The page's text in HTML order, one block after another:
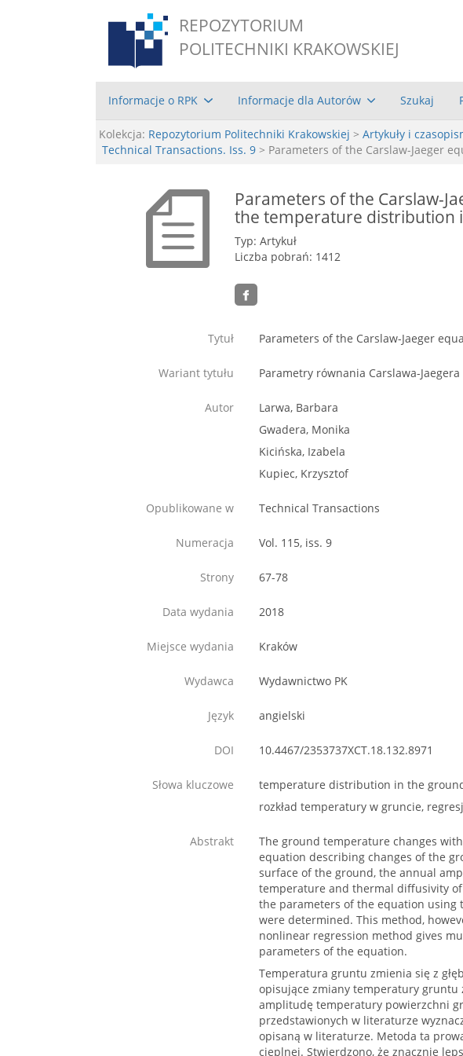
REPOZYTORIUM
POLITECHNIKI KRAKOWSKIEJ
Informacje o RPK Informacje dla Autorów Szukaj
Kolekcja: Repozytorium Politechniki Krakowskiej > Artykuły i
Technical Transactions. Iss. 9 > Parameters of the Carslaw-Jaeger
Parameters of the Carslaw-
the temperature distribution
Typ: Artykuł
Liczba pobrań: 1412
Tytuł Parameters of the Carslaw-Jaeger
Wariant tytułu Parametry równania Carslawa-
Autor
Larwa, Barbara
Gwadera, Monika
Kicińska, Izabela
Kupiec, Krzysztof
Opublikowane w Technical Transactions
Numeracja Vol. 115, iss. 9
Strony 67-78
Data wydania 2018
Miejsce wydania Kraków
Wydawca Wydawnictwo PK
Język angielski
DOI 10.4467/2353737XCT.18.132.8971
Słowa kluczowe
temperature distribution in the
rozkład temperatury w gruncie,
Abstrakt
The ground temperature changes
equation describing changes of the
surface of the ground, the annual
temperature and thermal diffusivity
the parameters of the equation
were determined. This method,
nonlinear regression method gives
parameters of the equation.
Temperatura gruntu zmienia się z
opisujące zmiany temperatury
amplitudę temperatury powierzchni
przedstawionych w literaturze
opisaną w literaturze. Metoda ta
cieplnej. Stwierdzono, że znacznie